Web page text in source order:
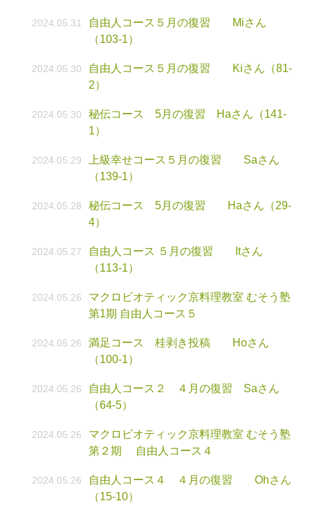
2024.05.31
自由人コース５月の復習 Miさん
（103-1）
2024.05.30
自由人コース５月の復習 Kiさん（81-
2）
2024.05.30
秘伝コース 5月の復習 Haさん（141-
1）
2024.05.29
上級幸せコース５月の復習 Saさん
（139-1）
2024.05.28
秘伝コース 5月の復習 Haさん（29-
4）
2024.05.27
自由人コース ５月の復習 Itさん
（113-1）
2024.05.26
マクロビオティック京料理教室 むそう塾
第1期 自由人コース５
2024.05.26
満足コース 桂剥き投稿 Hoさん
（100-1）
2024.05.26
自由人コース２ ４月の復習 Saさん
（64-5）
2024.05.26
マクロビオティック京料理教室 むそう塾
第２期 自由人コース４
2024.05.26
自由人コース４ ４月の復習 Ohさん
（15-10）